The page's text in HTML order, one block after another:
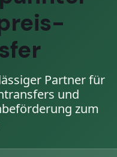
Partner für
und
zum